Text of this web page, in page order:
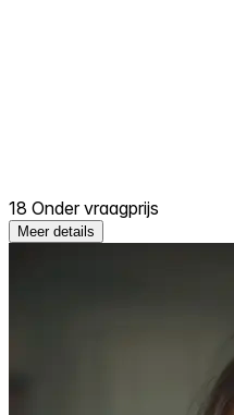
18 Onder vraagprijs
Meer details